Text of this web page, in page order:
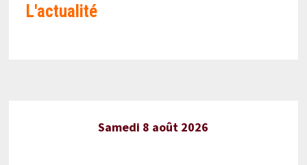
L'actualité
Samedi 8 août 2026